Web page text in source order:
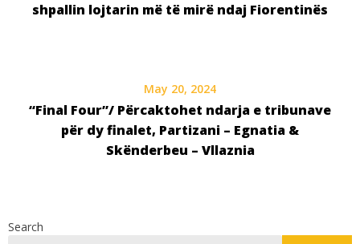
shpallin lojtarin më të mirë ndaj Fiorentinës
May 20, 2024
“Final Four”/ Përcaktohet ndarja e tribunave
për dy finalet, Partizani – Egnatia &
Skënderbeu – Vllaznia
Search